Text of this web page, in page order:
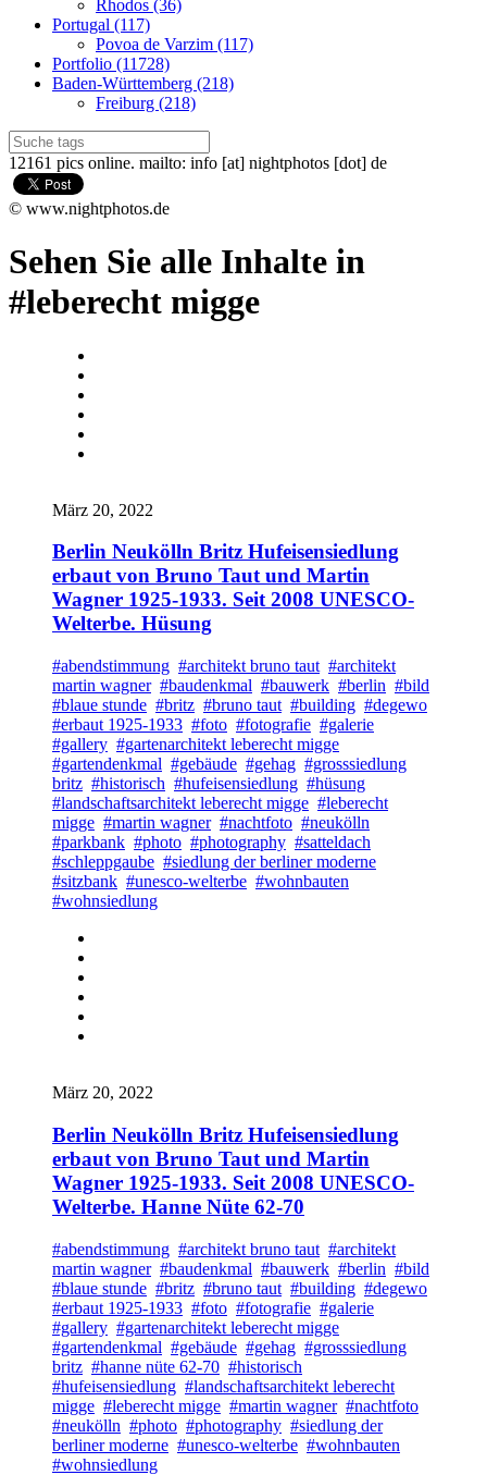
Rhodos (36)
Portugal (117)
Povoa de Varzim (117)
Portfolio (11728)
Baden-Württemberg (218)
Freiburg (218)
12161 pics online. mailto: info [at] nightphotos [dot] de
© www.nightphotos.de
Sehen Sie alle Inhalte in
#leberecht migge
März 20, 2022
Berlin Neukölln Britz Hufeisensiedlung
erbaut von Bruno Taut und Martin
Wagner 1925-1933. Seit 2008 UNESCO-
Welterbe. Hüsung
#abendstimmung #architekt bruno taut #architekt
martin wagner #baudenkmal #bauwerk #berlin #bild
#blaue stunde #britz #bruno taut #building #degewo
#erbaut 1925-1933 #foto #fotografie #galerie
#gallery #gartenarchitekt leberecht migge
#gartendenkmal #gebäude #gehag #grosssiedlung
britz #historisch #hufeisensiedlung #hüsung
#landschaftsarchitekt leberecht migge #leberecht
migge #martin wagner #nachtfoto #neukölln
#parkbank #photo #photography #satteldach
#schleppgaube #siedlung der berliner moderne
#sitzbank #unesco-welterbe #wohnbauten
#wohnsiedlung
März 20, 2022
Berlin Neukölln Britz Hufeisensiedlung
erbaut von Bruno Taut und Martin
Wagner 1925-1933. Seit 2008 UNESCO-
Welterbe. Hanne Nüte 62-70
#abendstimmung #architekt bruno taut #architekt
martin wagner #baudenkmal #bauwerk #berlin #bild
#blaue stunde #britz #bruno taut #building #degewo
#erbaut 1925-1933 #foto #fotografie #galerie
#gallery #gartenarchitekt leberecht migge
#gartendenkmal #gebäude #gehag #grosssiedlung
britz #hanne nüte 62-70 #historisch
#hufeisensiedlung #landschaftsarchitekt leberecht
migge #leberecht migge #martin wagner #nachtfoto
#neukölln #photo #photography #siedlung der
berliner moderne #unesco-welterbe #wohnbauten
#wohnsiedlung